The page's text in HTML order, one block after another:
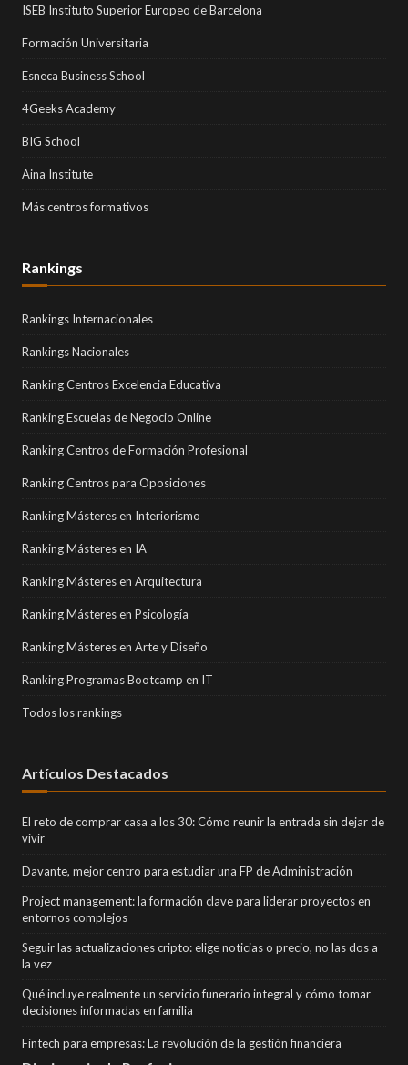
ISEB Instituto Superior Europeo de Barcelona
Formación Universitaria
Esneca Business School
4Geeks Academy
BIG School
Aina Institute
Más centros formativos
Rankings
Rankings Internacionales
Rankings Nacionales
Ranking Centros Excelencia Educativa
Ranking Escuelas de Negocio Online
Ranking Centros de Formación Profesional
Ranking Centros para Oposiciones
Ranking Másteres en Interiorismo
Ranking Másteres en IA
Ranking Másteres en Arquitectura
Ranking Másteres en Psicología
Ranking Másteres en Arte y Diseño
Ranking Programas Bootcamp en IT
Todos los rankings
Artículos Destacados
El reto de comprar casa a los 30: Cómo reunir la entrada sin dejar de
vivir
Davante, mejor centro para estudiar una FP de Administración
Project management: la formación clave para liderar proyectos en
entornos complejos
Seguir las actualizaciones cripto: elige noticias o precio, no las dos a
la vez
Qué incluye realmente un servicio funerario integral y cómo tomar
decisiones informadas en familia
Fintech para empresas: La revolución de la gestión financiera